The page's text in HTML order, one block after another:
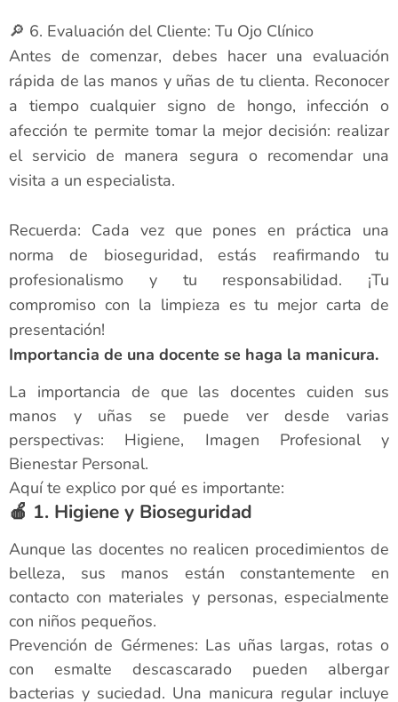
🔎 6. Evaluación del Cliente: Tu Ojo Clínico
Antes de comenzar, debes hacer una evaluación
rápida de las manos y uñas de tu clienta. Reconocer
a tiempo cualquier signo de hongo, infección o
afección te permite tomar la mejor decisión: realizar
el servicio de manera segura o recomendar una
visita a un especialista.
Recuerda: Cada vez que pones en práctica una
norma de bioseguridad, estás reafirmando tu
profesionalismo y tu responsabilidad. ¡Tu
compromiso con la limpieza es tu mejor carta de
presentación!
Importancia de una docente se haga la manicura.
La importancia de que las docentes cuiden sus
manos y uñas se puede ver desde varias
perspectivas: Higiene, Imagen Profesional y
Bienestar Personal.
Aquí te explico por qué es importante:
🍎 1. Higiene y Bioseguridad
Aunque las docentes no realicen procedimientos de
belleza, sus manos están constantemente en
contacto con materiales y personas, especialmente
con niños pequeños.
Prevención de Gérmenes: Las uñas largas, rotas o
con esmalte descascarado pueden albergar
bacterias y suciedad. Una manicura regular incluye